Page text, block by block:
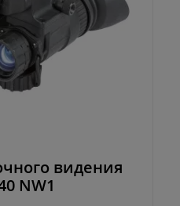
видения
NW1